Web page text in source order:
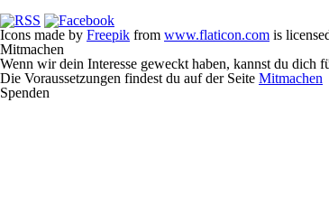
Icons made by Freepik from www.flaticon.com is
Mitmachen
Wenn wir dein Interesse geweckt haben, kannst du dich
Die Voraussetzungen findest du auf der Seite Mitmachen
Spenden